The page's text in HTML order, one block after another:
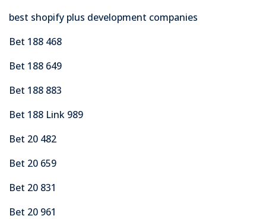
best shopify plus development companies
Bet 188 468
Bet 188 649
Bet 188 883
Bet 188 Link 989
Bet 20 482
Bet 20 659
Bet 20 831
Bet 20 961